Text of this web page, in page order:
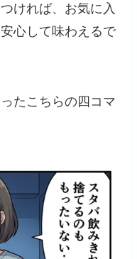
ければ、お気に入
心して味わえるで
たこちらの四コマ